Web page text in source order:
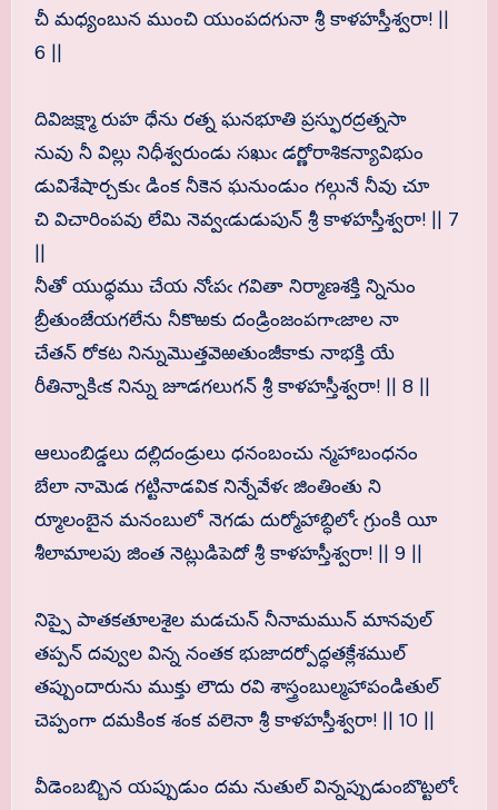
చీ మధ్యంబున ముంచి యుంపదగునా శ్రీ కాళహస్తీశ్వరా! ||
6 ||
దివిజక్ష్మా రుహ ధేను రత్న ఘనభూతి ప్రస్ఫురద్రత్నసా
నువు నీ విల్లు నిధీశ్వరుండు సఖుఁ డర్ణోరాశికన్యావిభుం
డువిశేషార్చకుఁ డింక నీకెన ఘనుండుం గల్గునే నీవు చూ
చి విచారింపవు లేమి నెవ్వఁడుడుపున్ శ్రీ కాళహస్తీశ్వరా! || 7
నీతో యుధ్ధము చేయ నోఁపఁ గవితా నిర్మాణశక్తి న్నినుం
బ్రీతుంజేయగలేను నీకొఱకు దండ్రింజంపగాఁజాల నా
చేతన్ రోకట నిన్నుమొత్తవెఱతుంజీకాకు నాభక్తి యే
రీతిన్నాకిఁక నిన్ను జూడగలుగన్ శ్రీ కాళహస్తీశ్వరా! || 8 ||
ఆలుంబిడ్డలు దల్లిదండ్రులు ధనంబంచు న్మహాబంధనం
బేలా నామెడ గట్టినాడవిక నిన్నేవేళఁ జింతింతు ని
ర్మూలంబైన మనంబులో నెగడు దుర్మోహాబ్ధిలోఁ గ్రుంకి యీ
శీలామాలపు జింత నెట్లుడిపెదో శ్రీ కాళహస్తీశ్వరా! || 9 ||
నిప్పై పాతకతూలశైల మడచున్ నీనామమున్ మానవుల్
తప్పన్ దవ్వుల విన్న నంతక భుజాదర్పోద్ధతక్లేశముల్
తప్పుందారును ముక్తు లౌదు రవి శాస్త్రంబుల్మహాపండితుల్
చెప్పంగా దమకింక శంక వలెనా శ్రీ కాళహస్తీశ్వరా! || 10 ||
వీడెంబబ్బిన యప్పుడుం దమ నుతుల్ విన్నప్పుడుంబొట్టలోఁ